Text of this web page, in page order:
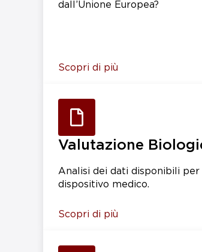
dall’Unione Europea?
Scopri di più
Valutazione
Analisi dei dati disponibili
dispositivo medico.
Scopri di più